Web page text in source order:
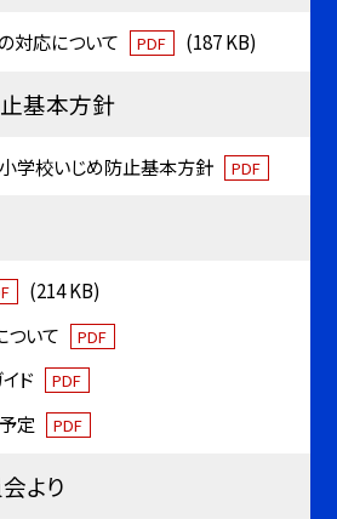
対応について PDF (187 KB)
基本方針
学校いじめ防止基本方針 PDF
(214 KB)
ついて
PDF
ド PDF
定 PDF
より